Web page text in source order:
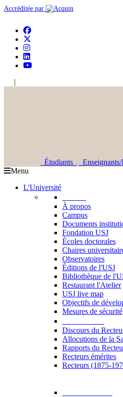
Accréditée par
|
Étudiants
Menu
L'Université
À propos
Campus
Documents
Fondation USJ
Écoles doctorales
Chaires
Observatoires
Éditions de l'USJ
Bibliothèque de
Restaurant l'Atelier
USJ live map
Objectifs de
Mesures de sécurité
Discours du
Allocutions de la
Rapports du
Recteurs émérites
Recteurs (1875-